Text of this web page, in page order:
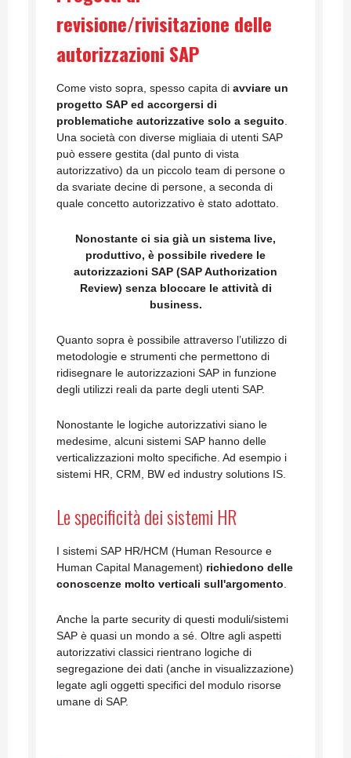
revisione/rivisitazione delle
autorizzazioni SAP
Come visto sopra, spesso capita di avviare un
progetto SAP ed accorgersi di
problematiche autorizzative solo a seguito
Una società con diverse migliaia di utenti SAP
può essere gestita (dal punto di vista
autorizzativo) da un piccolo team di persone o
da svariate decine di persone, a seconda di
quale concetto autorizzativo è stato adottato.
Nonostante ci sia già un sistema live,
produttivo, è possibile rivedere le
autorizzazioni SAP (SAP Authorization
Review) senza bloccare le attività di
business.
Quanto sopra è possibile attraverso l’utilizzo di
metodologie e strumenti che permettono di
ridisegnare le autorizzazioni SAP in funzione
degli utilizzi reali da parte degli utenti SAP.
Nonostante le logiche autorizzativi siano le
medesime, alcuni sistemi SAP hanno delle
verticalizzazioni molto specifiche. Ad esempio i
sistemi HR, CRM, BW ed industry solutions IS.
Le specificità dei sistemi HR
I sistemi SAP HR/HCM (Human Resource e
Human Capital Management) richiedono delle
conoscenze molto verticali sull'argomento
Anche la parte security di questi moduli/sistemi
SAP è quasi un mondo a sé. Oltre agli aspetti
autorizzativi classici rientrano logiche di
segregazione dei dati (anche in visualizzazione)
legate agli oggetti specifici del modulo risorse
umane di SAP.